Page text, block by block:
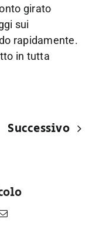
girato
sui
rapidamente.
in tutta
Successivo